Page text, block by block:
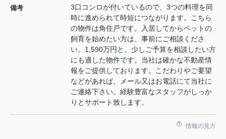
備考
3口コンロが付いているので、3つの料理を同
時に進められて時短につながります。こちら
の物件は角住戸です。入居してからペットの
飼育を始めたい方は、事前にご相談くださ
い。1,590万円と、少しご予算を相談したい方
にも適した物件です。当社は確かな不動産情
報をご提供しております。こだわりやご要望
などがあれば、メール又はお電話にて当社に
ご連絡下さい。経験豊富なスタッフがしっか
りとサポート致します。
情報の見方